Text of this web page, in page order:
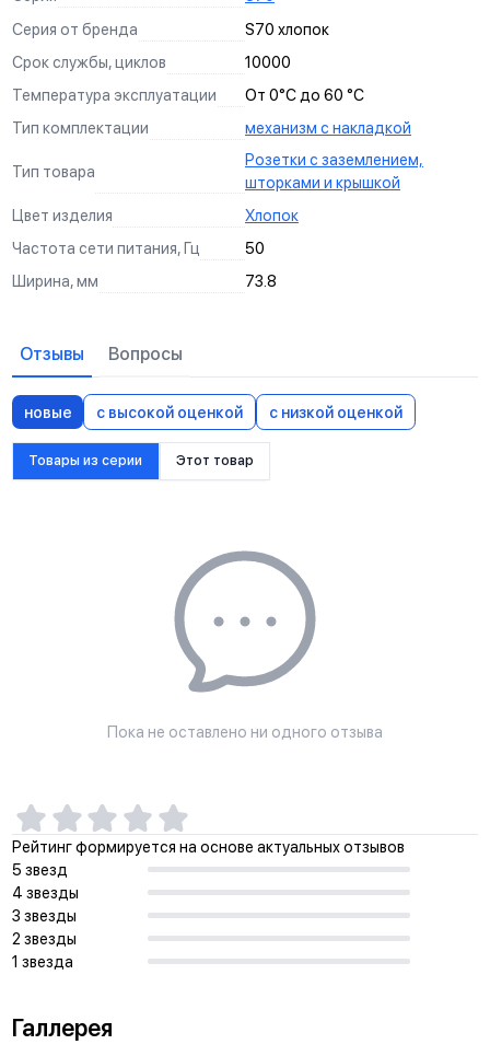
Серия от бренда
S70 хлопок
Срок службы, циклов
10000
Температура эксплуатации
От 0°С до 60 °С
Тип комплектации
механизм с накладкой
Тип товара
Розетки с заземлением,
шторками и крышкой
Цвет изделия
Хлопок
Частота сети питания, Гц
50
Ширина, мм
73.8
Отзывы Вопросы
новые с высокой оценкой с низкой оценкой
Товары из серии Этот товар
Пока не оставлено ни одного отзыва
Рейтинг формируется на основе актуальных отзывов
5 звезд
4 звезды
3 звезды
2 звезды
1 звезда
Галлерея